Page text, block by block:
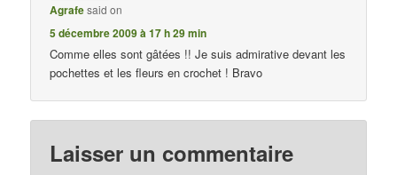
Agrafesaid on
5 décembre 2009 à 17 h 29 min
Comme elles sont gâtées !! Je suis admirative devant les
pochettes et les fleurs en crochet ! Bravo
Laisser un commentaire